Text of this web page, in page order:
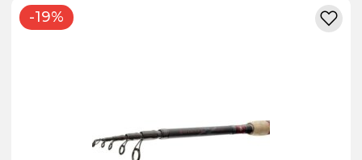
-19%